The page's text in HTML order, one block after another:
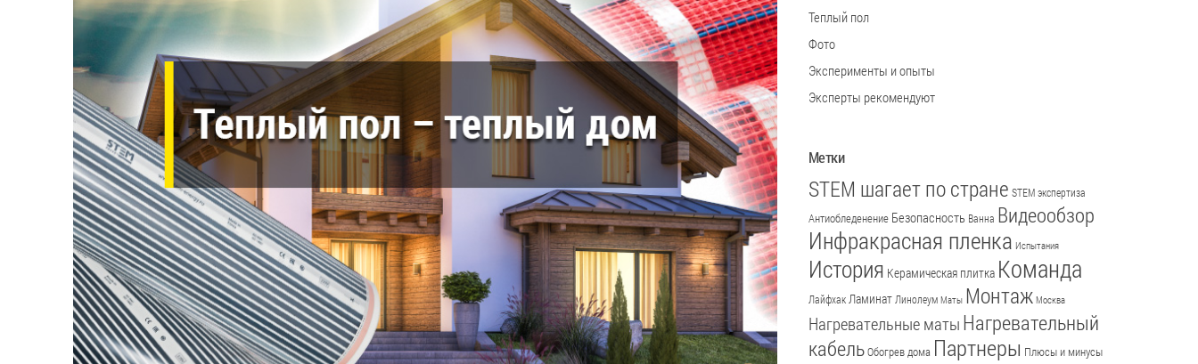
Теплый пол
Фото
Эксперименты и опыты
Эксперты рекомендуют
Метки
STEM шагает по стране STEM экспертиза
Антиобледенение Безопасность Ванна Видеообзор
Инфракрасная пленка Испытания
История Керамическая плитка Команда
ЛайфхакЛаминат Линолеум Маты Монтаж Москва
Нагревательные маты Нагревательный
кабельОбогрев дома Партнеры Плюсы и минусы